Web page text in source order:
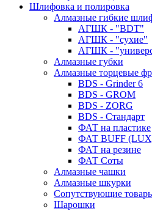
Шлифовка и полировка
Алмазные гибкие
АГШК - "BDT"
АГШК - "сухие"
АГШК -
Алмазные губки
Алмазные торцевые
BDS - Grinder 6
BDS - GROM
BDS - ZORG
BDS - Стандарт
ФАТ на пластике
ФАТ BUFF
ФАТ на резине
ФАТ Соты
Алмазные чашки
Алмазные шкурки
Сопутствующие
Шарошки